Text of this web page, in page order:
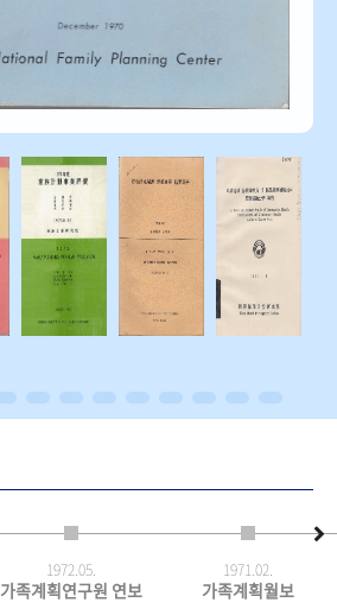
1972.05.
가족계획연구원 연보
1971.02.
가족계획월보